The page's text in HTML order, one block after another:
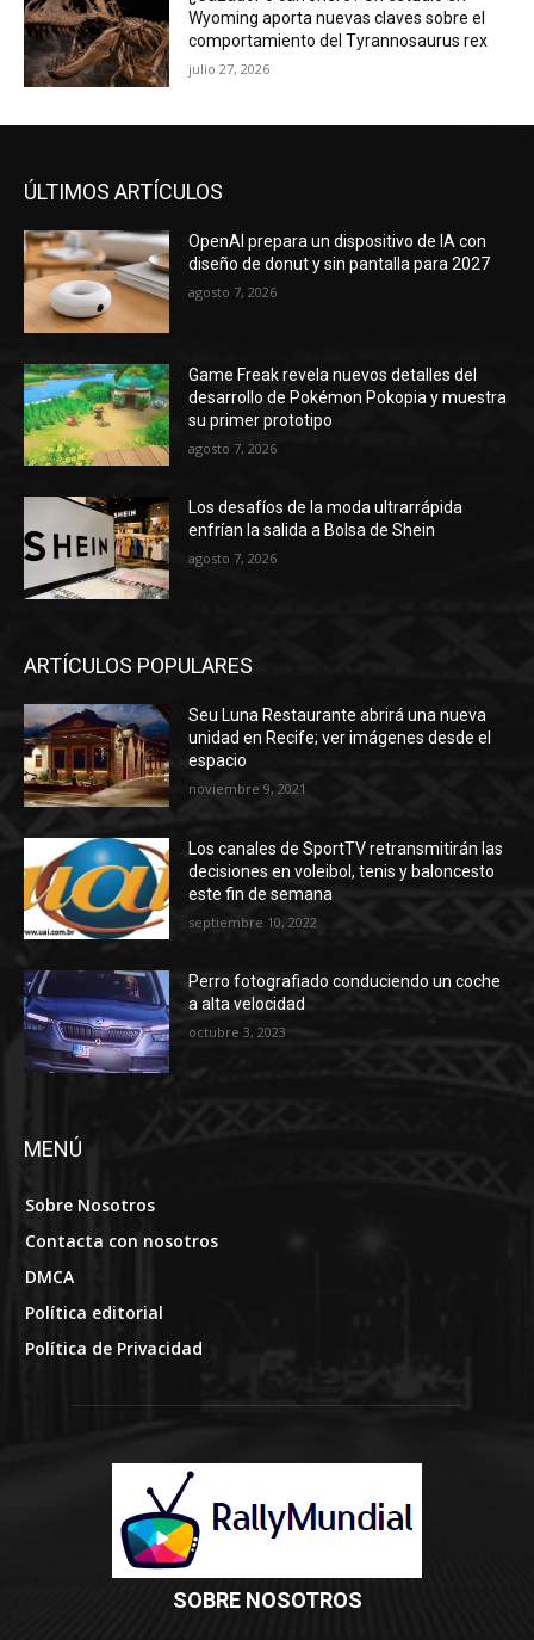
Wyoming aporta nuevas claves sobre el
comportamiento del Tyrannosaurus rex
julio 27, 2026
ÚLTIMOS ARTÍCULOS
OpenAI prepara un dispositivo de IA con
diseño de donut y sin pantalla para 2027
agosto 7, 2026
Game Freak revela nuevos detalles del
desarrollo de Pokémon Pokopia y muestra
su primer prototipo
agosto 7, 2026
Los desafíos de la moda ultrarrápida
enfrían la salida a Bolsa de Shein
agosto 7, 2026
ARTÍCULOS POPULARES
Seu Luna Restaurante abrirá una nueva
unidad en Recife; ver imágenes desde el
espacio
noviembre 9, 2021
Los canales de SportTV retransmitirán las
decisiones en voleibol, tenis y baloncesto
este fin de semana
septiembre 10, 2022
Perro fotografiado conduciendo un coche
a alta velocidad
octubre 3, 2023
MENÚ
Sobre Nosotros
Contacta con nosotros
DMCA
Política editorial
Política de Privacidad
SOBRE NOSOTROS